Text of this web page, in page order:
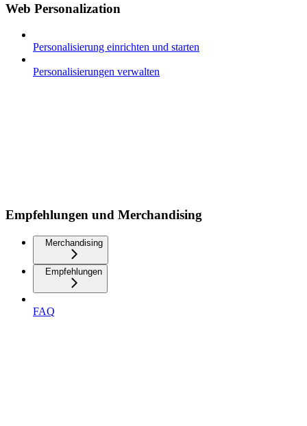
Web Personalization
Personalisierung einrichten und starten
Personalisierungen verwalten
Empfehlungen und Merchandising
Merchandising
Empfehlungen
FAQ